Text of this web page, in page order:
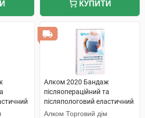
КУПИТИ
Алком 2020 Бандаж
післяопераційний та
післяпологовий еластичний
розмір 6 1 шт
Алком Торговий дім